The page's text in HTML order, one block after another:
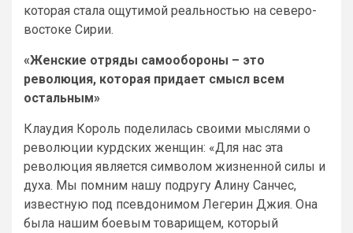
которая стала ощутимой реальностью на северо-
востоке Сирии.
«Женские отряды самообороны – это
революция, которая придает смысл всем
остальным»
Клаудия Король поделилась своими мыслями о
революции курдских женщин: «Для нас эта
революция является символом жизненной силы и
духа. Мы помним нашу подругу Алину Санчес,
известную под псевдонимом Легерин Джия. Она
была нашим боевым товарищем, который